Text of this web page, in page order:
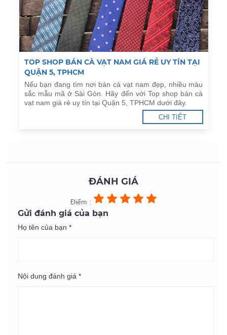
TOP SHOP BÁN CÀ VẠT NAM GIÁ RẺ UY TÍN TẠI
QUẬN 5, TPHCM
Nếu bạn đang tìm nơi bán cà vạt nam đẹp, nhiều màu
sắc mẫu mã ở Sài Gòn. Hãy đến với Top shop bán cà
vạt nam giá rẻ uy tín tại Quận 5, TPHCM dưới đây.
CHI TIẾT
ĐÁNH GIÁ
Điểm :
Gửi đánh giá của bạn
Họ tên của bạn *
Nội dung đánh giá *